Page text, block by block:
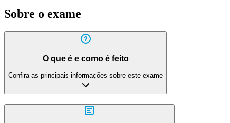
Sobre o exame
O que é e como é feito
Confira as principais informações sobre este exame